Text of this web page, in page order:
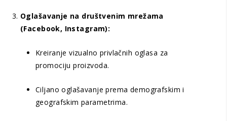
Oglašavanje na društvenim mrežama
(Facebook, Instagram):
Kreiranje vizualno privlačnih oglasa za
promociju proizvoda.
Ciljano oglašavanje prema demografskim i
geografskim parametrima.